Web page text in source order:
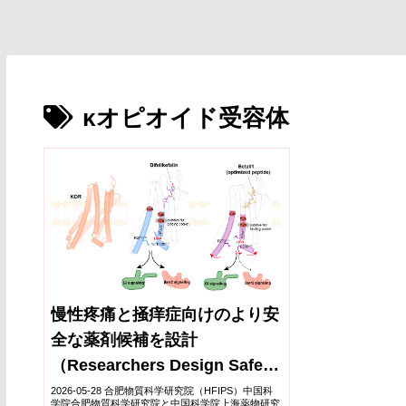
κオピオイド受容体
慢性疼痛と掻痒症向けのより安
全な薬剤候補を設計
（Researchers Design Safer
Drug Candidate for Chronic
2026-05-28 合肥物質科学研究院（HFIPS）中国科
学院合肥物質科学研究院と中国科学院上海薬物研究